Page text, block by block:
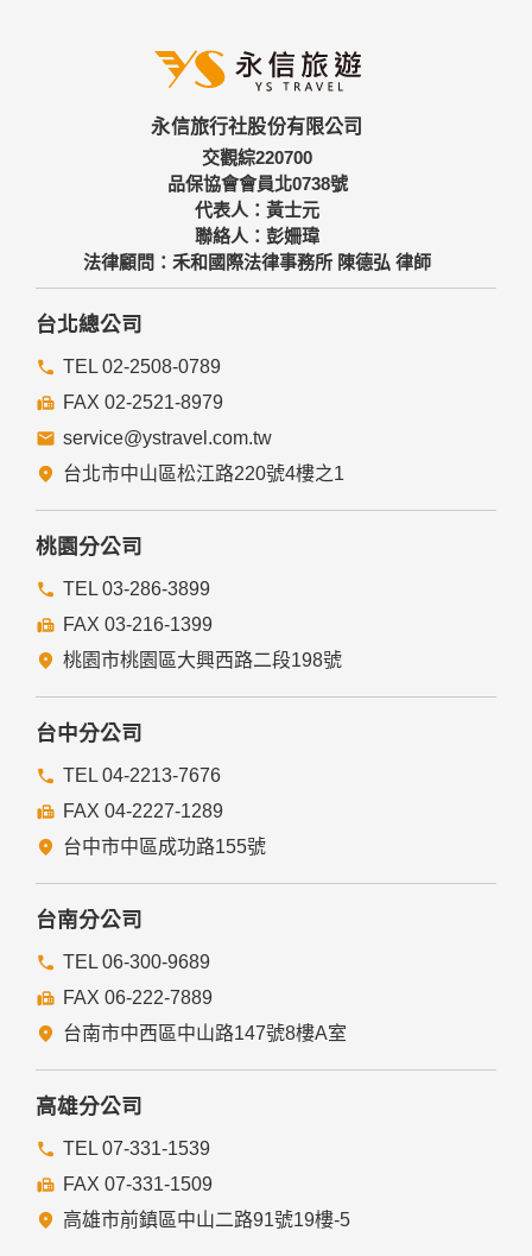
永信旅行社股份有限公司
交觀綜220700
品保協會會員北0738號
代表人：黃士元
聯絡人：彭姍瑋
法律顧問：禾和國際法律事務所 陳德弘 律師
台北總公司
TEL 02-2508-0789
FAX 02-2521-8979
service@ystravel.com.tw
台北市中山區松江路220號4樓之1
桃園分公司
TEL 03-286-3899
FAX 03-216-1399
桃園市桃園區大興西路二段198號
台中分公司
TEL 04-2213-7676
FAX 04-2227-1289
台中市中區成功路155號
台南分公司
TEL 06-300-9689
FAX 06-222-7889
台南市中西區中山路147號8樓A室
高雄分公司
TEL 07-331-1539
FAX 07-331-1509
高雄市前鎮區中山二路91號19樓-5